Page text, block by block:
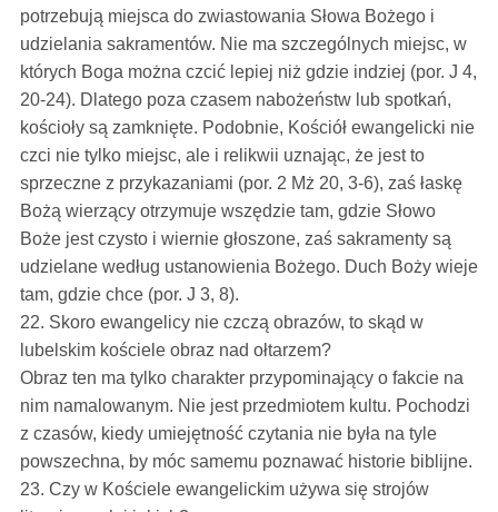
potrzebują miejsca do zwiastowania Słowa Bożego i
udzielania sakramentów. Nie ma szczególnych miejsc, w
których Boga można czcić lepiej niż gdzie indziej (por. J 4,
20-24). Dlatego poza czasem nabożeństw lub spotkań,
kościoły są zamknięte. Podobnie, Kościół ewangelicki nie
czci nie tylko miejsc, ale i relikwii uznając, że jest to
sprzeczne z przykazaniami (por. 2 Mż 20, 3-6), zaś łaskę
Bożą wierzący otrzymuje wszędzie tam, gdzie Słowo
Boże jest czysto i wiernie głoszone, zaś sakramenty są
udzielane według ustanowienia Bożego. Duch Boży wieje
tam, gdzie chce (por. J 3, 8).
22. Skoro ewangelicy nie czczą obrazów, to skąd w
lubelskim kościele obraz nad ołtarzem?
Obraz ten ma tylko charakter przypominający o fakcie na
nim namalowanym. Nie jest przedmiotem kultu. Pochodzi
z czasów, kiedy umiejętność czytania nie była na tyle
powszechna, by móc samemu poznawać historie biblijne.
23. Czy w Kościele ewangelickim używa się strojów